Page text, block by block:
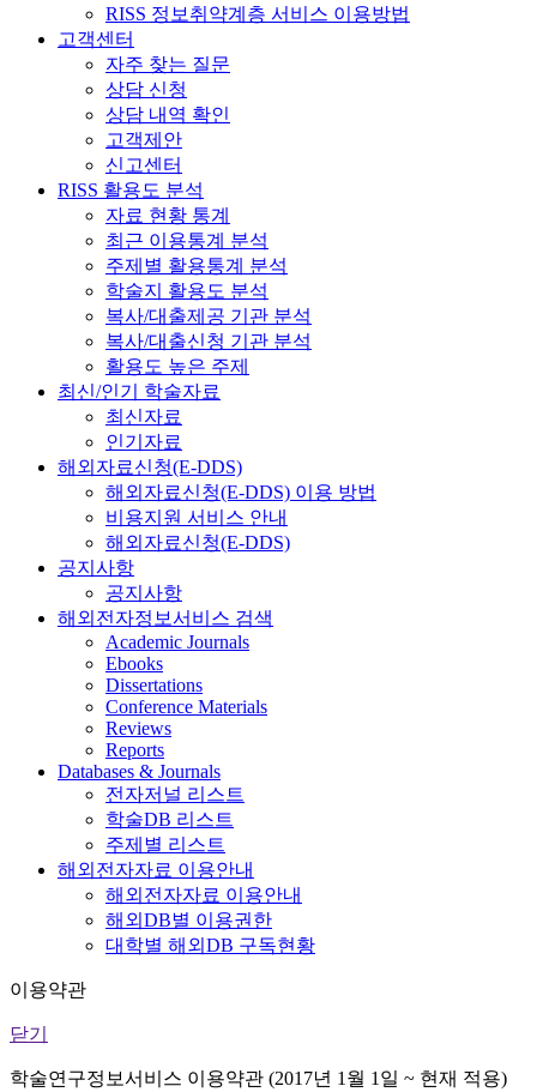
RISS 정보취약계층 서비스 이용방법
고객센터
자주 찾는 질문
상담 신청
상담 내역 확인
고객제안
신고센터
RISS 활용도 분석
자료 현황 통계
최근 이용통계 분석
주제별 활용통계 분석
학술지 활용도 분석
복사/대출제공 기관 분석
복사/대출신청 기관 분석
활용도 높은 주제
최신/인기 학술자료
최신자료
인기자료
해외자료신청(E-DDS)
해외자료신청(E-DDS) 이용 방법
비용지원 서비스 안내
해외자료신청(E-DDS)
공지사항
공지사항
해외전자정보서비스 검색
Academic Journals
Ebooks
Dissertations
Conference Materials
Reviews
Reports
Databases & Journals
전자저널 리스트
학술DB 리스트
주제별 리스트
해외전자자료 이용안내
해외전자자료 이용안내
해외DB별 이용권한
대학별 해외DB 구독현황
이용약관
닫기
학술연구정보서비스 이용약관 (2017년 1월 1일 ~ 현재 적용)